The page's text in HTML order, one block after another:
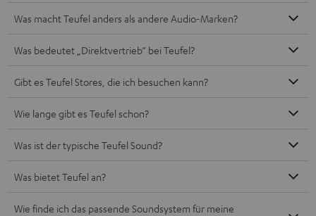
Was macht Teufel anders als andere Audio-Marken?
Was bedeutet „Direktvertrieb“ bei Teufel?
Gibt es Teufel Stores, die ich besuchen kann?
Wie lange gibt es Teufel schon?
Was ist der typische Teufel Sound?
Was bietet Teufel an?
Wie finde ich das passende Soundsystem für meine